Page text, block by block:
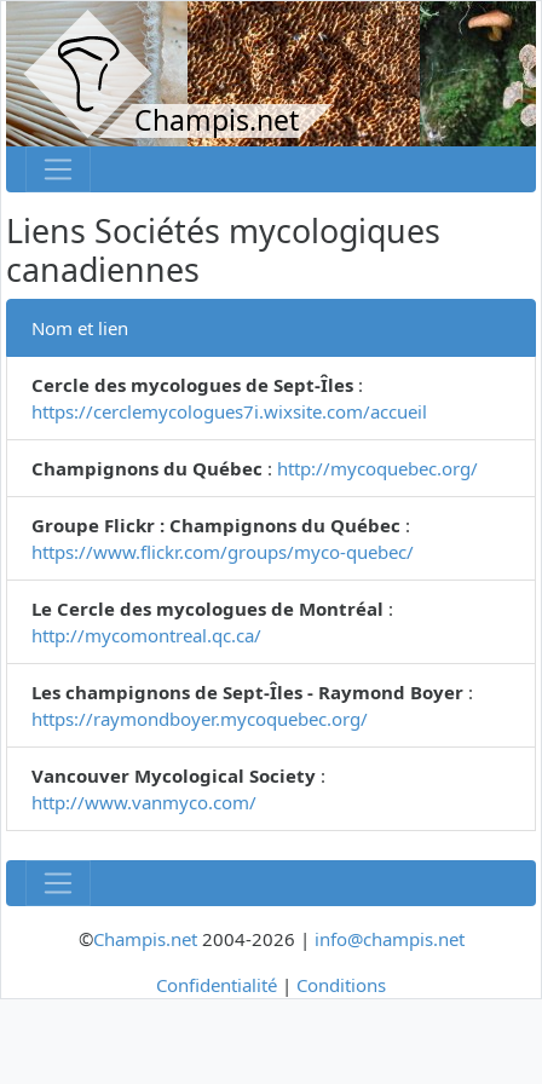
Champis.net
Liens Sociétés mycologiques
canadiennes
Nom et lien
Cercle des mycologues de Sept-Îles :
https://cerclemycologues7i.wixsite.com/accueil
Champignons du Québec : http://mycoquebec.org/
Groupe Flickr : Champignons du Québec :
https://www.flickr.com/groups/myco-quebec/
Le Cercle des mycologues de Montréal :
http://mycomontreal.qc.ca/
Les champignons de Sept-Îles - Raymond Boyer :
https://raymondboyer.mycoquebec.org/
Vancouver Mycological Society :
http://www.vanmyco.com/
©Champis.net2004-2026 | info@champis.net
Confidentialité | Conditions